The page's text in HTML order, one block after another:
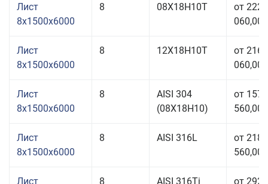
Лист
8x1500x6000
8 08Х18Н10Т
от 222
060,00
Лист
8x1500x6000
8 12Х18Н10Т
от 216
060,00
Лист
8x1500x6000
8
AISI 304
(08Х18Н10)
от 157
560,00
Лист
8x1500x6000
8 AISI 316L
от 218
560,00
Лист 8 AISI 316Ti от 292